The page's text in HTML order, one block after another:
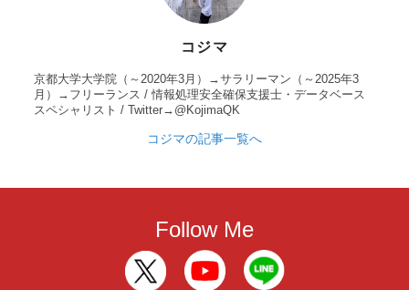
コジマ
京都大学大学院（～2020年3月）→サラリーマン（～2025年3
月）→フリーランス / 情報処理安全確保支援士・データベース
スペシャリスト / Twitter→@KojimaQK
コジマの記事一覧へ
Follow Me